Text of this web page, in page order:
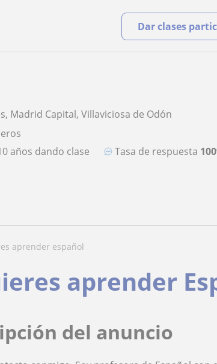
Dar clases
Madrid Capital, Villaviciosa de Odón
10 años dando clase Tasa de respuesta
aprender español
aprender
del anuncio